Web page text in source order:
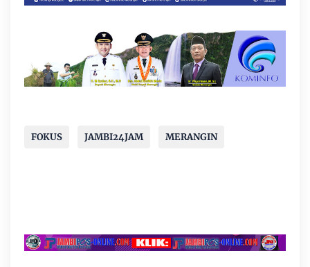
FOKUS JAMBI24JAM MERANGIN